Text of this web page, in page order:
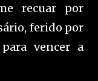
recuar por
ferido por
vencer a